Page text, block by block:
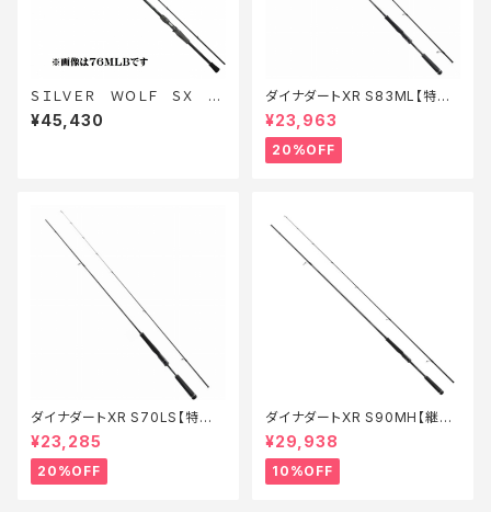
ＳＩＬＶＥＲ ＷＯＬＦ ＳＸ 71
ＬＭＬＢ−Ｓ
¥45,430
ダイナダートXR S83ML【特価
ロッド】【20】
¥23,963
20%OFF
ダイナダートXR S70LS【特価
ロッド】【20】
¥23,285
20%OFF
ダイナダートXR S90MH【継続
セール_ロッド】【10】
¥29,938
10%OFF